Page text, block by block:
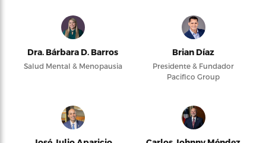
Dra. Bárbara D. Barros
Salud Mental & Menopausia
Brian Díaz
Presidente & Fundador
Pacifico Group